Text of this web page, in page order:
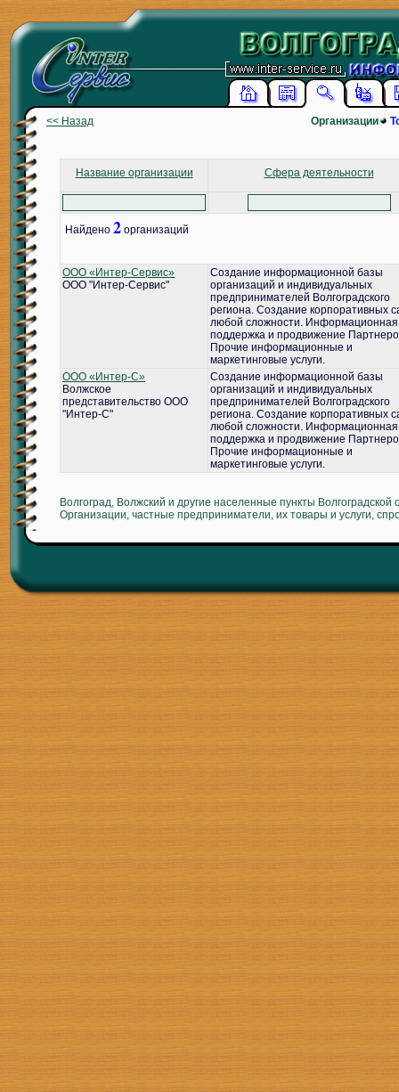
<< Назад Организации
Название организации Сфера деятельности
Найдено 2 организаций
ООО «Интер-Сервис»
ООО "Интер-Сервис"
Создание информационной базы
организаций и индивидуальных
предпринимателей Волгоградского
региона. Создание корпоративных
любой сложности. Информационная
поддержка и продвижение
Прочие информационные и
маркетинговые услуги.
ООО «Интер-С»
Волжское
представительство ООО
"Интер-С"
Создание информационной базы
организаций и индивидуальных
предпринимателей Волгоградского
региона. Создание корпоративных
любой сложности. Информационная
поддержка и продвижение
Прочие информационные и
маркетинговые услуги.
Волгоград, Волжский и другие населенные пункты Волгоградской
Организации, частные предприниматели, их товары и услуги,